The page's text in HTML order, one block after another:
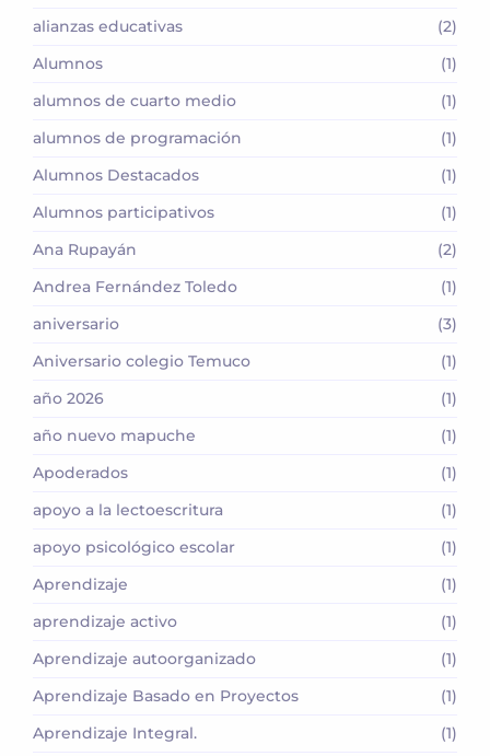
alianzas educativas
(2)
Alumnos
(1)
alumnos de cuarto medio
(1)
alumnos de programación
(1)
Alumnos Destacados
(1)
Alumnos participativos
(1)
Ana Rupayán
(2)
Andrea Fernández Toledo
(1)
aniversario
(3)
Aniversario colegio Temuco
(1)
año 2026
(1)
año nuevo mapuche
(1)
Apoderados
(1)
apoyo a la lectoescritura
(1)
apoyo psicológico escolar
(1)
Aprendizaje
(1)
aprendizaje activo
(1)
Aprendizaje autoorganizado
(1)
Aprendizaje Basado en Proyectos
(1)
Aprendizaje Integral.
(1)